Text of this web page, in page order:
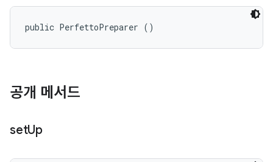
public PerfettoPreparer ()
공개 메서드
setUp